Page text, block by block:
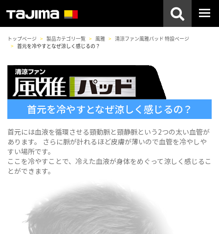
トップページ 製品カテゴリ一覧 風雅
清涼ファン風雅パッド 特設ページ
首元を冷やすとなぜ涼しく感じるの？
首元を冷やすとなぜ涼しく感じるの？
首元には血液を循環させる頸動脈と頸静脈という2つの太い血管が
あります。
さらに脈が計れるほど皮膚が薄いので血管を冷やしや
すい場所です。
ここを冷やすことで、冷えた血液が身体をめぐって涼しく感じるこ
とができます。